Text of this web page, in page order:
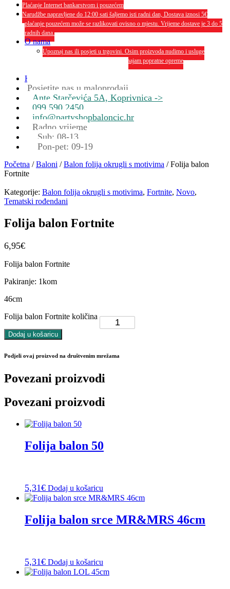
Plaćanje Internet bankarstvom i pouzećem
Narudžbe napravljene do 12:00 sati šaljemo isti radni dan, Dostava iznosi 5€
plaćanje pouzećem može se razlikovati ovisno o mjestu. Vrijeme dostave je 3 do 5
radnih dana.
O nama
Upoznaj nas ili posjeti u trgovini. Osim proizvoda nudimo i usluge
dekoriranja interijera i eksterija te najam popratne opreme
Kontakt
Posjetite nas u maloprodaji
Ante Starčevića 5A, Koprivnica ->
099 590 2450
info@partyshopbaloncic.hr
Radno vrijeme
Sub: 08-13
Pon-pet: 09-19
Početna /Baloni /Balon folija okrugli s motivima / Folija balon
Fortnite
Kategorije: Balon folija okrugli s motivima, Fortnite, Novo,
Tematski rođendani
Folija balon Fortnite
6,95€
Folija balon Fortnite
Pakiranje: 1kom
46cm
Folija balon Fortnite količina
Dodaj u košaricu
Podjeli ovaj proizvod na društvenim mrežama
Povezani proizvodi
Povezani proizvodi
Folija balon 50
5,31€ Dodaj u košaricu
Folija balon srce MR&MRS 46cm
5,31€ Dodaj u košaricu